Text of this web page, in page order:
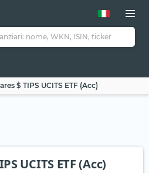
$ TIPS UCITS ETF (Acc)
UCITS ETF (Acc)